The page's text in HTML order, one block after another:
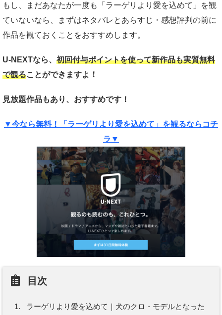
もし、まだあなたが一度も「ラーゲリより愛を込めて」を観
ていないなら、まずはネタバレとあらすじ・感想評判の前に
作品を観ておくことをおすすめします。
U-NEXTなら、 初回付与ポイントを使って新作品も実質無料
で観ることができますよ！
見放題作品もあり、おすすめです！
▼今なら無料！「ラーゲリより愛を込めて」を観るならコチ
ラ▼
目次
1.
ラーゲリより愛を込めて｜犬のクロ・モデルとなった